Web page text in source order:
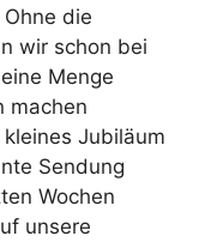
die
wir schon bei
Menge
machen
Jubiläum
Sendung
Wochen
unsere